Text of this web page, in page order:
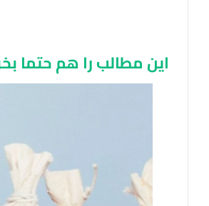
این مطالب را هم حتما